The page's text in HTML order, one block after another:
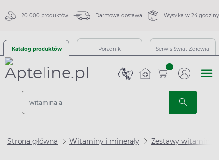
20 000 produktów Darmowa dostawa Wysyłka w 24 godziny
Katalog produktów Poradnik Serwis Świat Zdrowia
sztuk
Strona główna Witaminy i minerały Zestawy witamin i